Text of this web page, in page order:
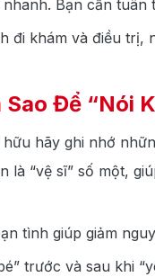
Bạn cần
đi khám và điều trị,
Để “Nói
hãy ghi nhớ
là “vệ sĩ” số một,
tình giúp giảm
trước và sau khi